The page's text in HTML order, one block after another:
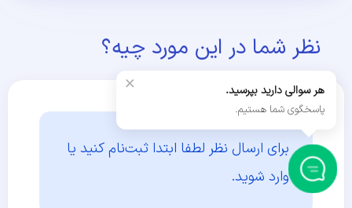
نظر شما در این مورد چیه؟
برای ارسال نظر لطفا ابتدا ثبت‌نام کنید یا
وارد شوید.
× هر سوالی دارید بپرسید.
پاسخگوی شما هستیم.